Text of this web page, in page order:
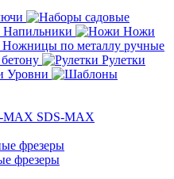
Напильники
Ножи
Ножницы по металлу ручные
Рулетки
Уровни
SDS-MAX
фрезеры
фрезеры